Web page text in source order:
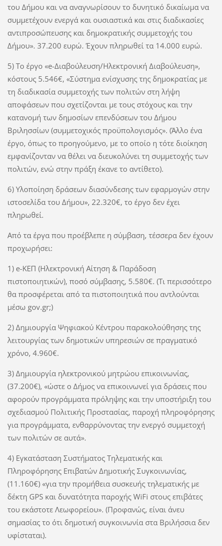
του Δήμου και να αναγνωρίσουν το δυνητικό δικαίωμα να
συμμετέχουν ενεργά και ουσιαστικά και στις διαδικασίες
αντιπροσώπευσης και δημοκρατικής συμμετοχής του
Δήμου». 37.200 ευρώ. Έχουν πληρωθεί τα 14.000 ευρώ.
5) Το έργο «e-Διαβούλευση/Ηλεκτρονική Διαβούλευση»,
κόστους 5.546€, «Σύστημα ενίσχυσης της δημοκρατίας με
τη διαδικασία συμμετοχής των πολιτών στη λήψη
αποφάσεων που σχετίζονται με τους στόχους και την
κατανομή των δημοσίων επενδύσεων του Δήμου
Βριλησσίων (συμμετοχικός προϋπολογισμός». (Άλλο ένα
έργο, όπως το προηγούμενο, με το οποίο η τότε διοίκηση
εμφανίζονταν να θέλει να διευκολύνει τη συμμετοχής των
πολιτών, ενώ στην πράξη έκανε το αντίθετο).
6) Υλοποίηση δράσεων διασύνδεσης των εφαρμογών στην
ιστοσελίδα του Δήμου», 22.320€, το έργο δεν έχει
πληρωθεί.
Από τα έργα που προέβλεπε η σύμβαση, τέσσερα δεν έχουν
προχωρήσει:
1) e-ΚΕΠ (Ηλεκτρονική Αίτηση & Παράδοση
πιστοποιητικών), ποσό σύμβασης, 5.580€. (Τι περισσότερο
θα προσφέρεται από τα πιστοποιητικά που αντλούνται
μέσω gov.gr;)
2) Δημιουργία Ψηφιακού Κέντρου παρακολούθησης της
λειτουργίας των δημοτικών υπηρεσιών σε πραγματικό
χρόνο, 4.960€.
3) Δημιουργία ηλεκτρονικού μητρώου επικοινωνίας,
(37.200€), «ώστε ο Δήμος να επικοινωνεί για δράσεις που
αφορούν προγράμματα πρόληψης και την υποστήριξη του
σχεδιασμού Πολιτικής Προστασίας, παροχή πληροφόρησης
για προγράμματα, ενθαρρύνοντας την ενεργό συμμετοχή
των πολιτών σε αυτά».
4) Εγκατάσταση Συστήματος Τηλεματικής και
Πληροφόρησης Επιβατών Δημοτικής Συγκοινωνίας,
(11.160€) «για την προμήθεια συσκευής τηλεματικής με
δέκτη GPS και δυνατότητα παροχής WiFi στους επιβάτες
του εκάστοτε Λεωφορείου». (Προφανώς, είναι άνευ
σημασίας το ότι δημοτική συγκοινωνία στα Βριλήσσια δεν
υφίσταται).